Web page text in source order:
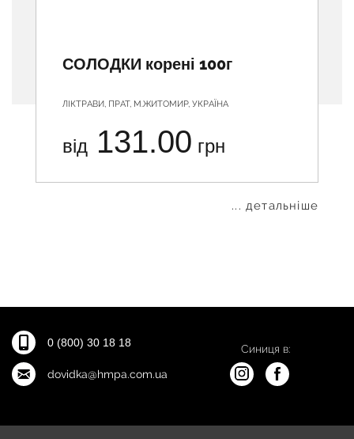
СОЛОДКИ корені 100г
ЛІКТРАВИ, ПРАТ, М.ЖИТОМИР, УКРАЇНА
від 131.00 грн
... детальніше
0 (800) 30 18 18
dovidka@hmpa.com.ua
Синиця в: